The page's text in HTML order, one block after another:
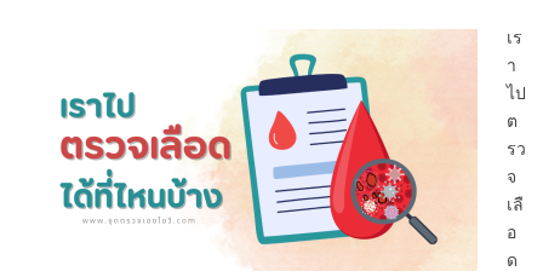
เร
า
ไป
ต
รว
จ
เลื
อ
ด